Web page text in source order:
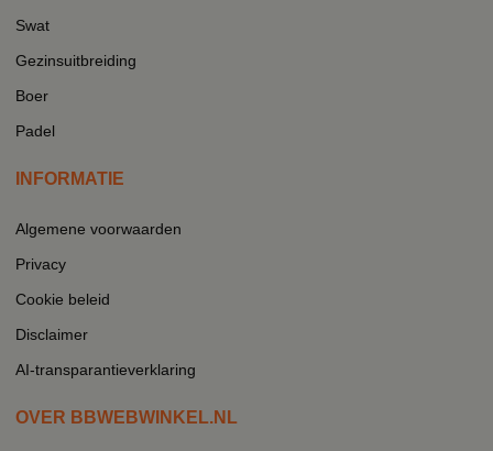
Swat
Gezinsuitbreiding
Boer
Padel
INFORMATIE
Algemene voorwaarden
Privacy
Cookie beleid
Disclaimer
AI-transparantieverklaring
OVER BBWEBWINKEL.NL